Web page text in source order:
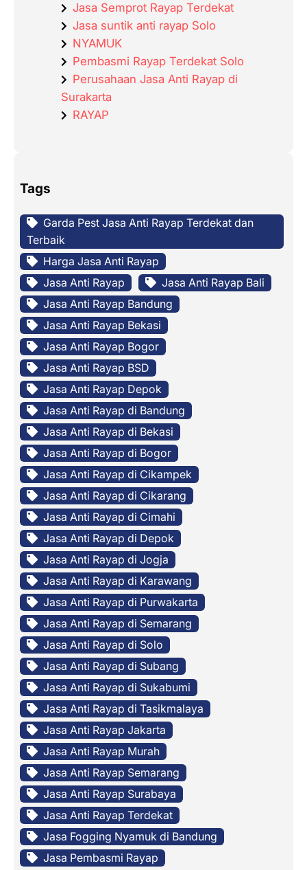
Jasa Semprot Rayap Terdekat
Jasa suntik anti rayap Solo
NYAMUK
Pembasmi Rayap Terdekat Solo
Perusahaan Jasa Anti Rayap di
Surakarta
RAYAP
Tags
Garda Pest Jasa Anti Rayap Terdekat dan
Terbaik
Harga Jasa Anti Rayap
Jasa Anti Rayap
Jasa Anti Rayap Bali
Jasa Anti Rayap Bandung
Jasa Anti Rayap Bekasi
Jasa Anti Rayap Bogor
Jasa Anti Rayap BSD
Jasa Anti Rayap Depok
Jasa Anti Rayap di Bandung
Jasa Anti Rayap di Bekasi
Jasa Anti Rayap di Bogor
Jasa Anti Rayap di Cikampek
Jasa Anti Rayap di Cikarang
Jasa Anti Rayap di Cimahi
Jasa Anti Rayap di Depok
Jasa Anti Rayap di Jogja
Jasa Anti Rayap di Karawang
Jasa Anti Rayap di Purwakarta
Jasa Anti Rayap di Semarang
Jasa Anti Rayap di Solo
Jasa Anti Rayap di Subang
Jasa Anti Rayap di Sukabumi
Jasa Anti Rayap di Tasikmalaya
Jasa Anti Rayap Jakarta
Jasa Anti Rayap Murah
Jasa Anti Rayap Semarang
Jasa Anti Rayap Surabaya
Jasa Anti Rayap Terdekat
Jasa Fogging Nyamuk di Bandung
Jasa Pembasmi Rayap